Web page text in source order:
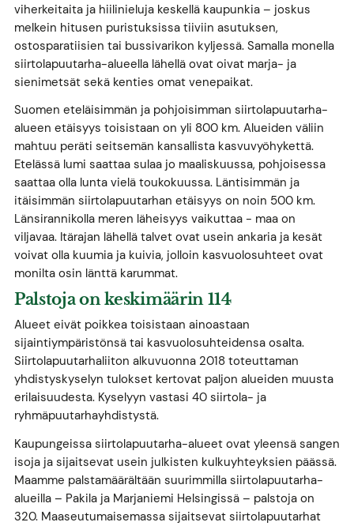
viherkeitaita ja hiilinieluja keskellä kaupunkia – joskus
melkein hitusen puristuksissa tiiviin asutuksen,
ostosparatiisien tai bussivarikon kyljessä. Samalla monella
siirtolapuutarha-alueella lähellä ovat oivat marja- ja
sienimetsät sekä kenties omat venepaikat.
Suomen eteläisimmän ja pohjoisimman siirtolapuutarha-
alueen etäisyys toisistaan on yli 800 km. Alueiden väliin
mahtuu peräti seitsemän kansallista kasvuvyöhykettä.
Etelässä lumi saattaa sulaa jo maaliskuussa, pohjoisessa
saattaa olla lunta vielä toukokuussa. Läntisimmän ja
itäisimmän siirtolapuutarhan etäisyys on noin 500 km.
Länsirannikolla meren läheisyys vaikuttaa - maa on
viljavaa. Itärajan lähellä talvet ovat usein ankaria ja kesät
voivat olla kuumia ja kuivia, jolloin kasvuolosuhteet ovat
monilta osin länttä karummat.
Palstoja on keskimäärin 114
Alueet eivät poikkea toisistaan ainoastaan
sijaintiympäristönsä tai kasvuolosuhteidensa osalta.
Siirtolapuutarhaliiton alkuvuonna 2018 toteuttaman
yhdistyskyselyn tulokset kertovat paljon alueiden muusta
erilaisuudesta. Kyselyyn vastasi 40 siirtola- ja
ryhmäpuutarhayhdistystä.
Kaupungeissa siirtolapuutarha-alueet ovat yleensä sangen
isoja ja sijaitsevat usein julkisten kulkuyhteyksien päässä.
Maamme palstamäärältään suurimmilla siirtolapuutarha-
alueilla – Pakila ja Marjaniemi Helsingissä – palstoja on
320. Maaseutumaisemassa sijaitsevat siirtolapuutarhat